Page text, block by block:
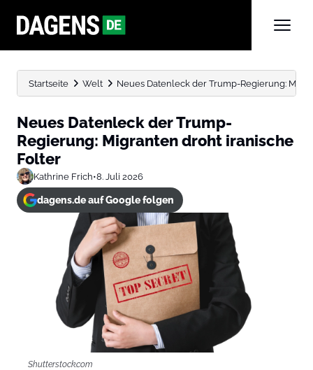
Startseite Welt Neues Datenleck der Trump-Regierung:
Neues Datenleck der Trump-
Regierung: Migranten droht iranische
Folter
Kathrine Frich•8. Juli 2026
dagens.de auf Google folgen
Shutterstock.com